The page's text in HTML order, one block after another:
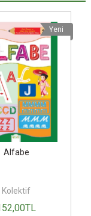
Yeni
Alfabe
Kolektif
,00TL